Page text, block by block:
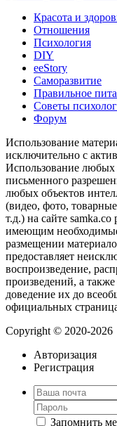
Красота и
Отношения
Психология
DIY
ееStory
Саморазвитие
Правильное
Советы
Форум
Использование
исключительно с
Использование любых
письменного
любых объектов
(видео, фото,
т.д.) на сайте
имеющим
размещении
предоставляет
воспроизведение,
произведений, а
доведение их до
официальных
Copyright © 2020-2026
Авторизация
Регистрация
Запомнить